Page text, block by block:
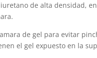
de alta densidad,
de gel para evitar
el gel expuesto en la